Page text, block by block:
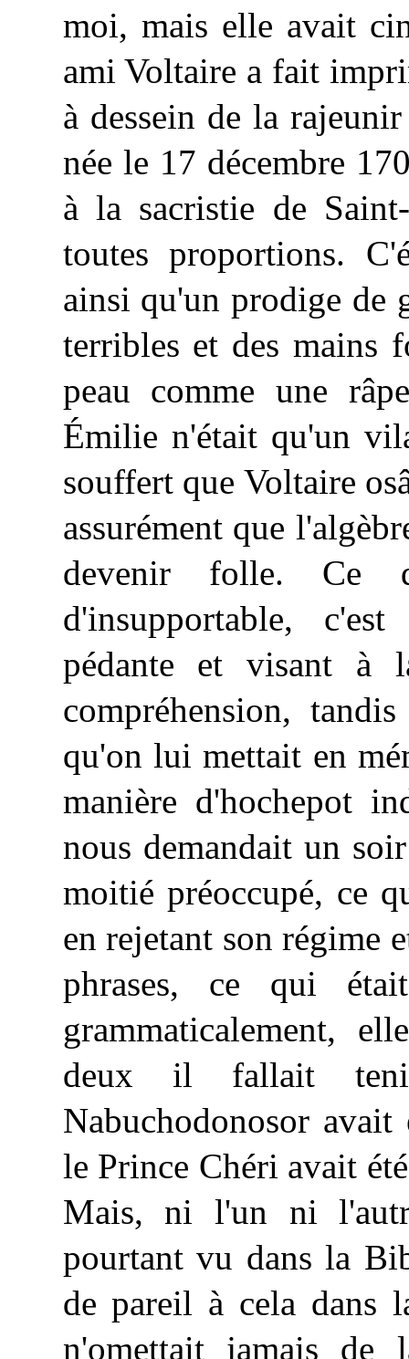
moi, mais elle avait
ami Voltaire a fait
à dessein de la
née le 17 décembre
à la sacristie de
toutes proportions.
ainsi qu'un prodige de
terribles et des mains
peau comme une
Émilie n'était qu'un
souffert que Voltaire
assurément que
devenir folle. Ce
d'insupportable,
pédante et visant à
compréhension,
qu'on lui mettait en
manière d'hochepot
nous demandait un
moitié préoccupé, ce
en rejetant son régime
phrases, ce qui
grammaticalement, elle
deux il fallait
Nabuchodonosor
le Prince Chéri avait
Mais, ni l'un ni
pourtant vu dans la
de pareil à cela
n'omettait jamais de